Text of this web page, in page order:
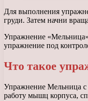
Для выполнения
груди. Затем начни
Упражнение
упражнение под
Что такое
Упражнение Мельница с
работу мышц корпуса,